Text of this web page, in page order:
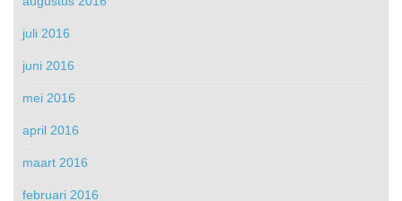
juli 2016
juni 2016
mei 2016
april 2016
maart 2016
februari 2016